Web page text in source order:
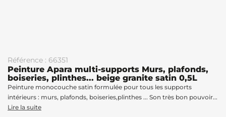
Référence : 66351
Peinture Apara multi-supports Murs, plafonds,
boiseries, plinthes... beige granite satin 0,5L
Peinture monocouche satin formulée pour tous les supports
intérieurs : murs, plafonds, boiseries,plinthes ... Son très bon pouvoir...
Lire la suite